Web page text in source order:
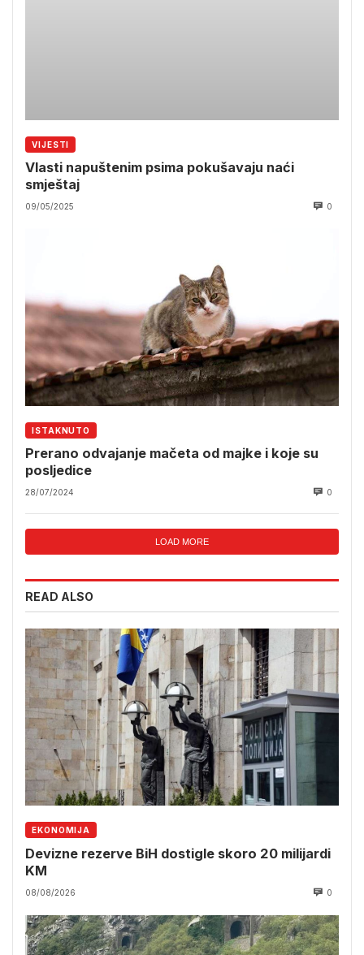
VIJESTI
Vlasti napuštenim psima pokušavaju naći
smještaj
09/05/2025 0
ISTAKNUTO
Prerano odvajanje mačeta od majke i koje su
posljedice
28/07/2024 0
LOAD MORE
READ ALSO
EKONOMIJA
Devizne rezerve BiH dostigle skoro 20 milijardi
KM
08/08/2026 0